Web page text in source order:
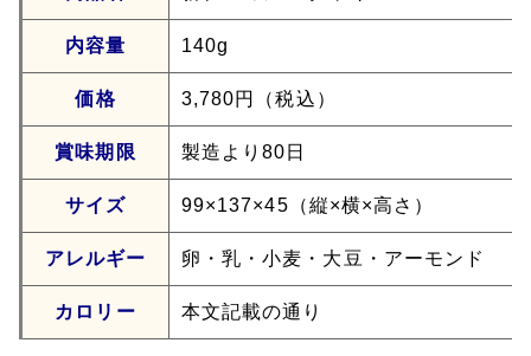
内容量 140g
価格 3,780円（税込）
賞味期限 製造より80日
サイズ 99×137×45（縦×横×高さ）
アレルギー 卵・乳・小麦・大豆・アーモンド
カロリー 本文記載の通り